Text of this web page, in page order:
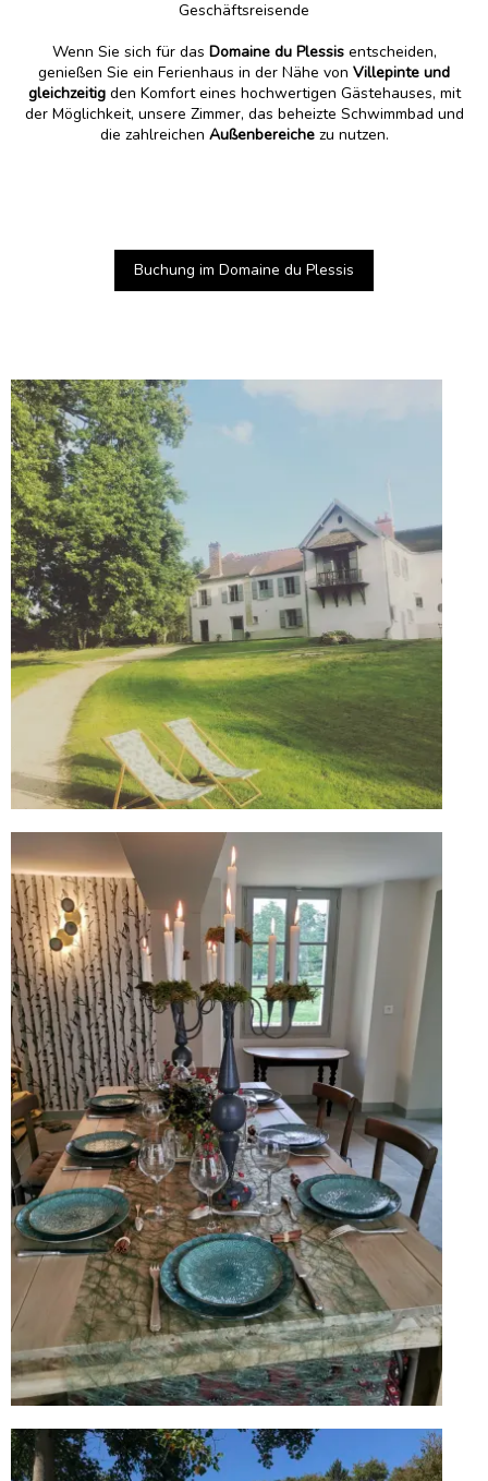
Geschäftsreisende
Wenn Sie sich für das Domaine du Plessis entscheiden,
genießen Sie ein Ferienhaus in der Nähe von Villepinte und
gleichzeitig den Komfort eines hochwertigen Gästehauses, mit
der Möglichkeit, unsere Zimmer, das beheizte Schwimmbad und
die zahlreichen Außenbereichezu nutzen.
Buchung im Domaine du Plessis